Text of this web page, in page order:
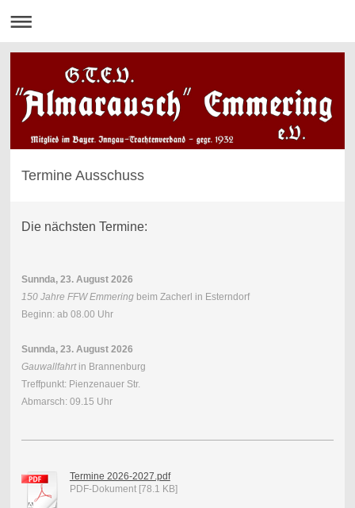
Termine Ausschuss
Die nächsten Termine:
Sunnda, 23. August 2026
150 Jahre FFW Emmeringbeim Zacherl in Esterndorf
Beginn: ab 08.00 Uhr
Sunnda, 23. August 2026
Gauwallfahrtin Brannenburg
Treffpunkt: Pienzenauer Str.
Abmarsch: 09.15 Uhr
Termine 2026-2027.pdf
PDF-Dokument [78.1 KB]